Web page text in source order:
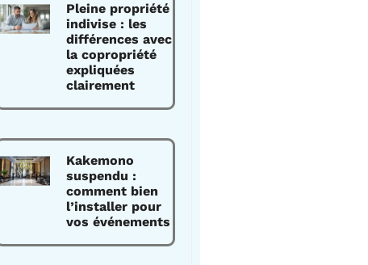
Pleine propriété
indivise : les
différences avec
la copropriété
expliquées
clairement
Kakemono
suspendu :
comment bien
l’installer pour
vos événements